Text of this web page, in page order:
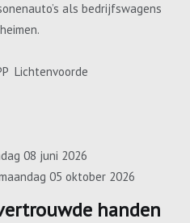
als bedrijfswagens
Lichtenvoorde
08 juni 2026
05 oktober 2026
handen